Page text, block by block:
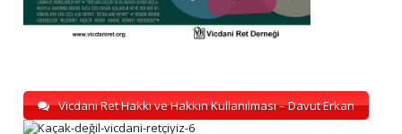
Vicdani Ret Hakkı ve Hakkın Kullanılması – Davut Erkan